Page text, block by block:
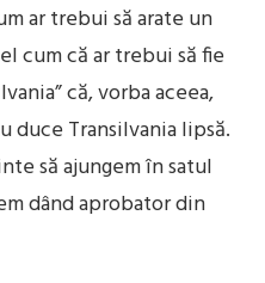
ar trebui să arate un
cum că ar trebui să fie
că, vorba aceea,
duce Transilvania lipsă.
să ajungem în satul
dând aprobator din